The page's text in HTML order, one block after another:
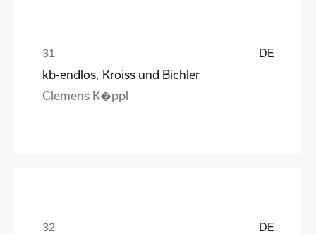
DE
kb-endlos, Kroiss und Bichler
Clemens K�ppl
DE